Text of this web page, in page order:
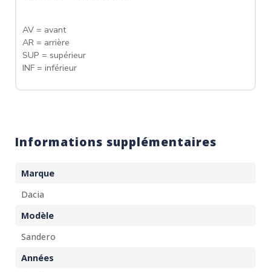
AV = avant
AR = arrière
SUP = supérieur
INF = inférieur
Informations supplémentaires
Marque
Dacia
Modèle
Sandero
Années